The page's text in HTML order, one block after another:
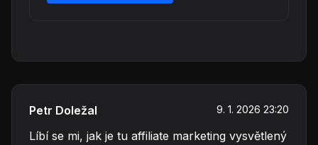
Petr Doležal 9. 1. 2026 23:20
Líbí se mi, jak je tu affiliate marketing vysvětlený